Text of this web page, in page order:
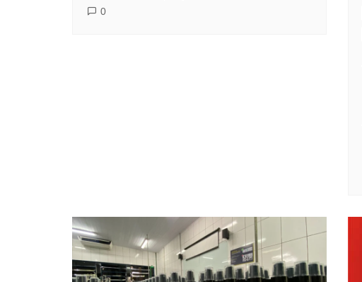
0